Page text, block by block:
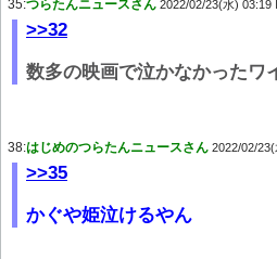
35:つらたんニュースさん 2022/02/23(水) 03:19
>>32
数多の映画で泣かなかったワ
38:はじめのつらたんニュースさん 2022/02/23(
>>35
かぐや姫泣けるやん